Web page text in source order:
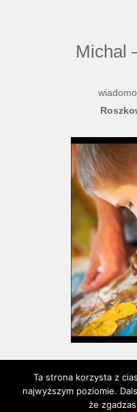
Michal
Proudly
Ta strona korzysta z
najwyższym poziomie.
że